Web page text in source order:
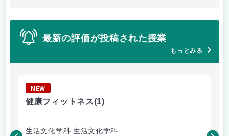
最新の評価が投稿された授業
もっとみる
NEW
健康フィットネス(1)
生活文化学科 生活文化学科